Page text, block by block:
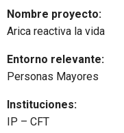
Nombre proyecto:
Arica reactiva la vida
Entorno relevante:
Personas Mayores
Instituciones:
IP – CFT